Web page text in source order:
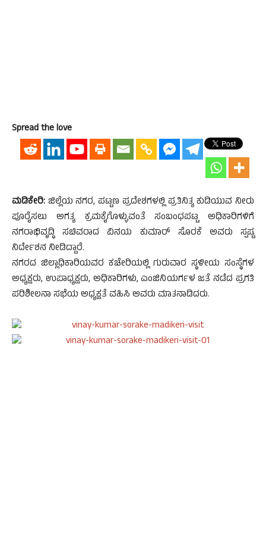
Spread the love
ಮಡಿಕೇರಿ: ಜಿಲ್ಲೆಯ ನಗರ, ಪಟ್ಟಣ ಪ್ರದೇಶಗಳಲ್ಲಿ ಪ್ರತಿನಿತ್ಯ ಕುಡಿಯುವ ನೀರು
ಪೂರೈಸಲು ಅಗತ್ಯ ಕ್ರಮಕೈಗೊಳ್ಳುವಂತೆ ಸಂಬಂಧಪಟ್ಟ ಅಧಿಕಾರಿಗಳಿಗೆ
ನಗರಾಭಿವೃದ್ಧಿ ಸಚಿವರಾದ ವಿನಯ ಕುಮಾರ್ ಸೊರಕೆ ಅವರು ಸ್ಪಷ್ಟ
ನಿರ್ದೇಶನ ನೀಡಿದ್ದಾರೆ.
ನಗರದ ಜಿಲ್ಲಾಧಿಕಾರಿಯವರ ಕಚೇರಿಯಲ್ಲಿ ಗುರುವಾರ ಸ್ಥಳೀಯ ಸಂಸ್ಥೆಗಳ
ಅಧ್ಯಕ್ಷರು, ಉಪಾಧ್ಯಕ್ಷರು, ಅಧಿಕಾರಿಗಳು, ಎಂಜಿನಿಯರ್ಗಳ ಜತೆ ನಡೆದ ಪ್ರಗತಿ
ಪರಿಶೀಲನಾ ಸಭೆಯ ಅಧ್ಯಕ್ಷತೆ ವಹಿಸಿ ಅವರು ಮಾತನಾಡಿದರು.